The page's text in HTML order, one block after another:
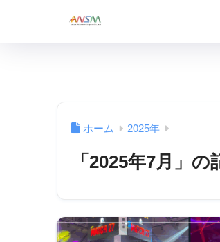
ホーム 2025年
「2025年7月」の